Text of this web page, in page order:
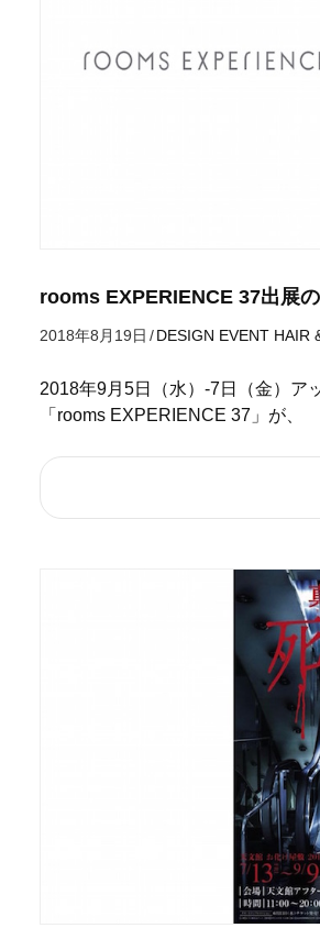
rooms EXPERIENCE 37出展
2018年8月19日 /DESIGN EVENT HAIR
2018年9月5日（水）-7日（金）ア
「rooms EXPERIENCE 37」が、